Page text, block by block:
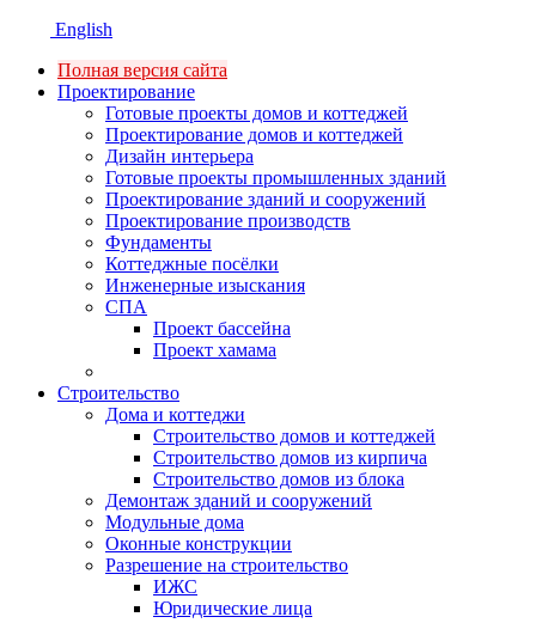
English
Полная версия сайта
Проектирование
Готовые проекты домов и коттеджей
Проектирование домов и коттеджей
Дизайн интерьера
Готовые проекты промышленных зданий
Проектирование зданий и сооружений
Проектирование производств
Фундаменты
Коттеджные посёлки
Инженерные изыскания
СПА
Проект бассейна
Проект хамама
Строительство
Дома и коттеджи
Строительство домов и коттеджей
Строительство домов из кирпича
Строительство домов из блока
Демонтаж зданий и сооружений
Модульные дома
Оконные конструкции
Разрешение на строительство
ИЖС
Юридические лица